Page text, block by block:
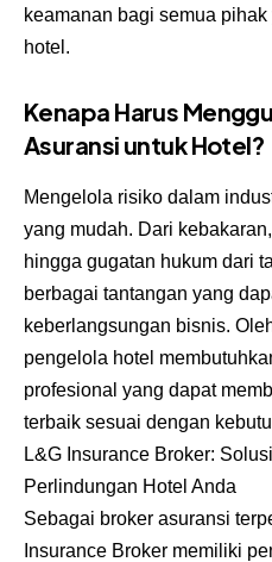
keamanan bagi semua
hotel.
Kenapa Harus
Asuransi untuk Hotel?
Mengelola risiko dalam
yang mudah. Dari
hingga gugatan hukum dari
berbagai tantangan yang
keberlangsungan bisnis.
pengelola hotel
profesional yang dapat
terbaik sesuai dengan
L&G Insurance Broker:
Perlindungan Hotel Anda
Sebagai broker asuransi
Insurance Broker memiliki